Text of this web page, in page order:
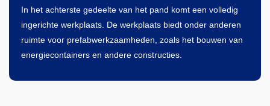
In het achterste gedeelte van het pand komt een volledig
ingerichte werkplaats. De werkplaats biedt onder anderen
ruimte voor prefabwerkzaamheden, zoals het bouwen van
energiecontainers en andere constructies.